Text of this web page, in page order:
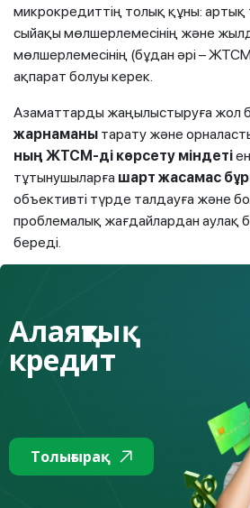
микрокредиттің толық құны:
сыйақы мөлшерлемесінің және
мөлшерлемесінің (бұдан әрі –
ақпарат болуы керек.
Азаматтарды жаңылыстыруға жол
жарнаманы тарату және
ның ЖТСМ-ді көрсету міндеті
тұтынушыларға шарт жасамас
объективті түрде талдауға және
проблемалық жағдайлардан аулақ
береді.
күшейту мақсатында Заңда
қарыздар бойынша
кешіктірген соң
банктер
(айыппұл, өсімпұл),
төлемдерді есептеуге тыйым салу
борыштық жүктеменің өсуін
жаңа шаралар
енгізіледі. Заң
дейін тыйым салу ипотекалық
бойынша ғана
Алаяқтық
кредит
Толығырақ